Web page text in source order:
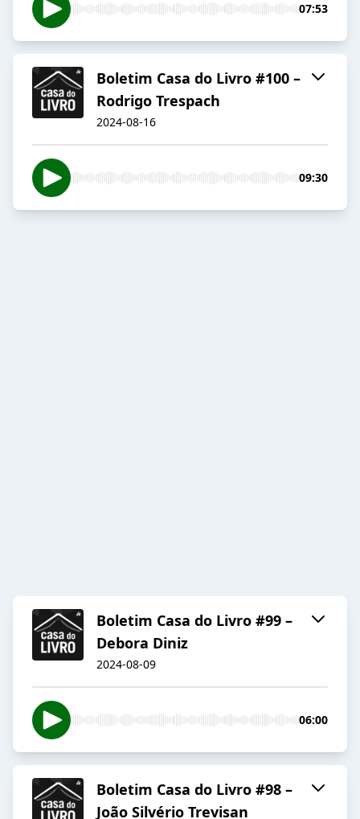
07:53
Boletim Casa do Livro #100 –
Rodrigo Trespach
2024-08-16
09:30
Boletim Casa do Livro #99 –
Debora Diniz
2024-08-09
06:00
Boletim Casa do Livro #98 –
João Silvério Trevisan